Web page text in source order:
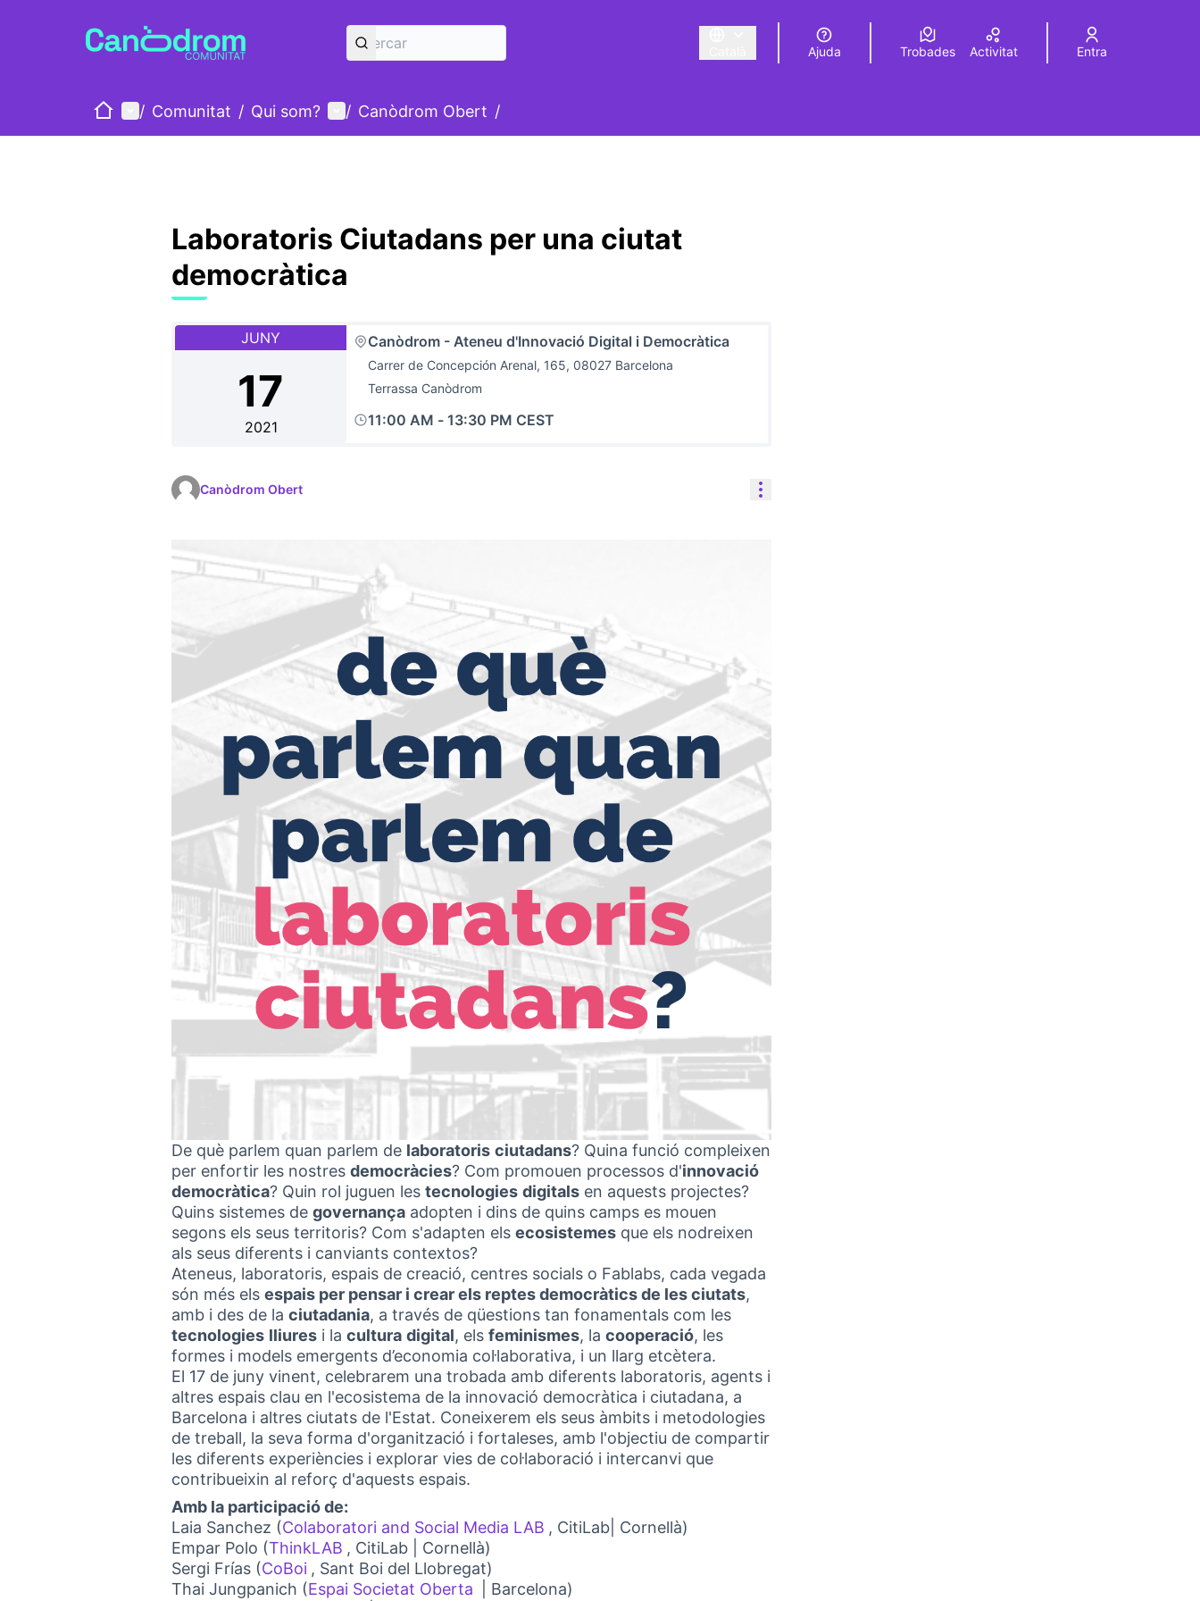
Triar la llengua Elegir el idioma Choose language
Ajuda Trobades Activitat Entra
IniciMenú principal
/ Comunitat / Qui som? Menú d'usuari
/ Canòdrom Obert /
Laboratoris Ciutadans per una ciutat
democràtica
JUNY
17
2021
Canòdrom - Ateneu d'Innovació Digital i Democràtica
Carrer de Concepción Arenal, 165, 08027 Barcelona
Terrassa Canòdrom
11:00 AM - 13:30 PM CEST
Canòdrom Obert Controls de recursos
De què parlem quan parlem de laboratoris ciutadans? Quina funció compleixen
per enfortir les nostres democràcies? Com promouen processos d'innovació
democràtica? Quin rol juguen les tecnologies digitals en aquests projectes?
Quins sistemes de governança adopten i dins de quins camps es mouen
segons els seus territoris? Com s'adapten els ecosistemes que els nodreixen
als seus diferents i canviants contextos?
Ateneus, laboratoris, espais de creació, centres socials o Fablabs, cada vegada
són més els espais per pensar i crear els reptes democràtics de les ciutats,
amb i des de la ciutadania, a través de qüestions tan fonamentals com les
tecnologies lliures i la cultura digital, els feminismes, la cooperació, les
formes i models emergents d’economia col·laborativa, i un llarg etcètera.
El 17 de juny vinent, celebrarem una trobada amb diferents laboratoris, agents i
altres espais clau en l'ecosistema de la innovació democràtica i ciutadana, a
Barcelona i altres ciutats de l'Estat. Coneixerem els seus àmbits i metodologies
de treball, la seva forma d'organització i fortaleses, amb l'objectiu de compartir
les diferents experiències i explorar vies de col·laboració i intercanvi que
contribueixin al reforç d'aquests espais.
Amb la participació de:
Laia Sanchez (Colaboratori and Social Media LAB
(Link externo)
, CitiLab| Cornellà)
Empar Polo (ThinkLAB
(Link externo)
, CitiLab | Cornellà)
Sergi Frías (CoBoi
(Link externo)
, Sant Boi del Llobregat)
Thai Jungpanich (Espai Societat Oberta
| Barcelona)